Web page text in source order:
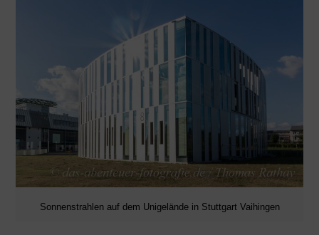
Sonnenstrahlen auf dem Unigelände in Stuttgart Vaihingen